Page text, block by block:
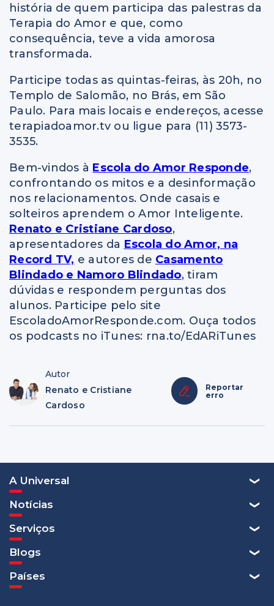
história de quem participa das palestras da
Terapia do Amor e que, como
consequência, teve a vida amorosa
transformada.
Participe todas as quintas-feiras, às 20h, no
Templo de Salomão, no Brás, em São
Paulo. Para mais locais e endereços, acesse
terapiadoamor.tv ou ligue para (11) 3573-
3535.
Bem-vindos à Escola do Amor Responde,
confrontando os mitos e a desinformação
nos relacionamentos. Onde casais e
solteiros aprendem o Amor Inteligente.
Renato e Cristiane Cardoso,
apresentadores da Escola do Amor, na
Record TV, e autores de Casamento
Blindado e Namoro Blindado, tiram
dúvidas e respondem perguntas dos
alunos. Participe pelo site
EscoladoAmorResponde.com. Ouça todos
os podcasts no iTunes: rna.to/EdARiTunes
Autor
Renato e Cristiane
Cardoso
Reportar
erro
A Universal
Notícias
Serviços
Blogs
Países